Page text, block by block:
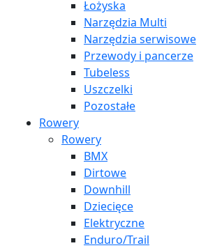
Łożyska
Narzędzia Multi
Narzędzia serwisowe
Przewody i pancerze
Tubeless
Uszczelki
Pozostałe
Rowery
Rowery
BMX
Dirtowe
Downhill
Dziecięce
Elektryczne
Enduro/Trail